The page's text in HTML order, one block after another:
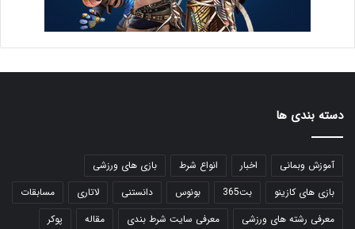
دسته بندی ها
آموزش وبمانی اخبار انواع شرط
بازی های ورزشی
بازی های کازینو
بت365 بونوس دانستنی لاتاری
مسابقات
معرفی رشته های ورزشی
معرفی سایت شرط بندی مقاله پوکر